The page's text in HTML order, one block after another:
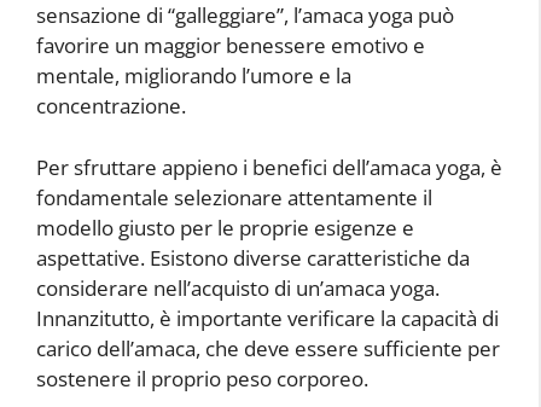
sensazione di “galleggiare”, l’amaca yoga può
favorire un maggior benessere emotivo e
mentale, migliorando l’umore e la
concentrazione.
Per sfruttare appieno i benefici dell’amaca yoga, è
fondamentale selezionare attentamente il
modello giusto per le proprie esigenze e
aspettative. Esistono diverse caratteristiche da
considerare nell’acquisto di un’amaca yoga.
Innanzitutto, è importante verificare la capacità di
carico dell’amaca, che deve essere sufficiente per
sostenere il proprio peso corporeo.